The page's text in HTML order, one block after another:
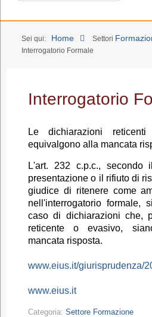
Sei qui: Home Settori
Interrogatorio Formale
Interrogatorio
Le dichiarazioni
equivalgono alla mancata
L'art. 232 c.p.c., secondo
presentazione o il rifiuto di
giudice di ritenere come
nell'interrogatorio formale,
caso di dichiarazioni che,
reticente o evasivo,
mancata risposta.
www.eius.it/giurisprudenza/
www.eius.it
Categoria: Settore Formazione